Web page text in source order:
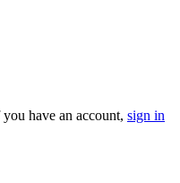
have an account, sign in